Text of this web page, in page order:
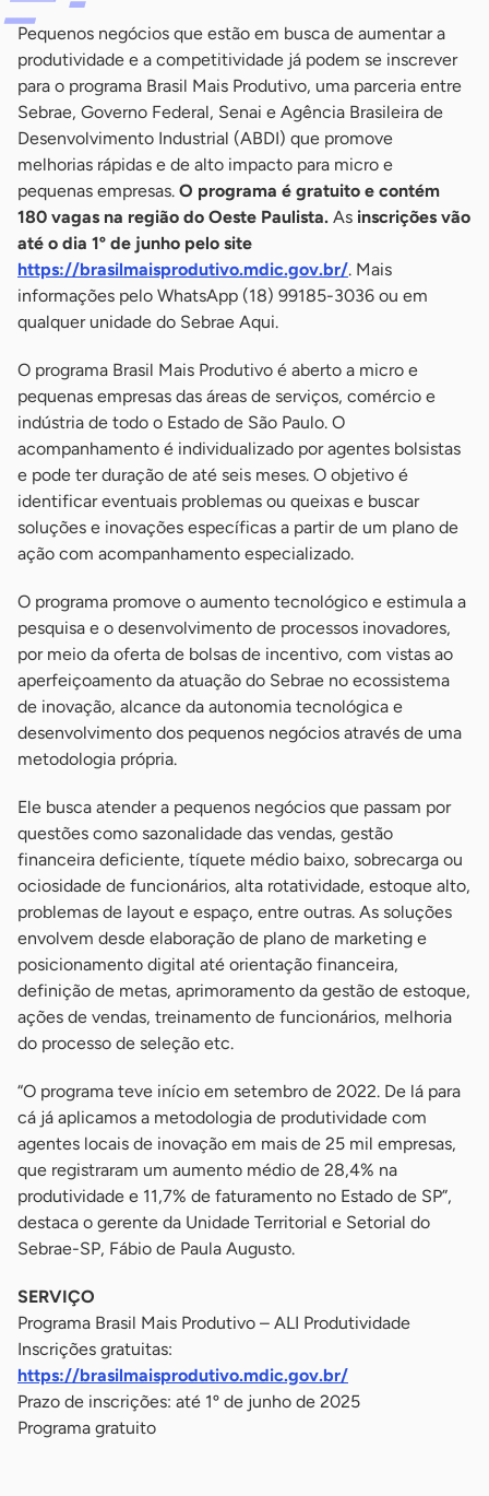
Pequenos negócios que estão em busca de aumentar a
produtividade e a competitividade já podem se inscrever
para o programa Brasil Mais Produtivo, uma parceria entre
Sebrae, Governo Federal, Senai e Agência Brasileira de
Desenvolvimento Industrial (ABDI) que promove
melhorias rápidas e de alto impacto para micro e
pequenas empresas. O programa é gratuito e contém
180 vagas na região do Oeste Paulista. As inscrições vão
até o dia 1º de junho pelo site
https://brasilmaisprodutivo.mdic.gov.br/. Mais
informações pelo WhatsApp (18) 99185-3036 ou em
qualquer unidade do Sebrae Aqui.
O programa Brasil Mais Produtivo é aberto a micro e
pequenas empresas das áreas de serviços, comércio e
indústria de todo o Estado de São Paulo. O
acompanhamento é individualizado por agentes bolsistas
e pode ter duração de até seis meses. O objetivo é
identificar eventuais problemas ou queixas e buscar
soluções e inovações específicas a partir de um plano de
ação com acompanhamento especializado.
O programa promove o aumento tecnológico e estimula a
pesquisa e o desenvolvimento de processos inovadores,
por meio da oferta de bolsas de incentivo, com vistas ao
aperfeiçoamento da atuação do Sebrae no ecossistema
de inovação, alcance da autonomia tecnológica e
desenvolvimento dos pequenos negócios através de uma
metodologia própria.
Ele busca atender a pequenos negócios que passam por
questões como sazonalidade das vendas, gestão
financeira deficiente, tíquete médio baixo, sobrecarga ou
ociosidade de funcionários, alta rotatividade, estoque alto,
problemas de layout e espaço, entre outras. As soluções
envolvem desde elaboração de plano de marketing e
posicionamento digital até orientação financeira,
definição de metas, aprimoramento da gestão de estoque,
ações de vendas, treinamento de funcionários, melhoria
do processo de seleção etc.
“O programa teve início em setembro de 2022. De lá para
cá já aplicamos a metodologia de produtividade com
agentes locais de inovação em mais de 25 mil empresas,
que registraram um aumento médio de 28,4% na
produtividade e 11,7% de faturamento no Estado de SP”,
destaca o gerente da Unidade Territorial e Setorial do
Sebrae-SP, Fábio de Paula Augusto.
SERVIÇO
Programa Brasil Mais Produtivo – ALI Produtividade
Inscrições gratuitas:
https://brasilmaisprodutivo.mdic.gov.br/
Prazo de inscrições: até 1º de junho de 2025
Programa gratuito